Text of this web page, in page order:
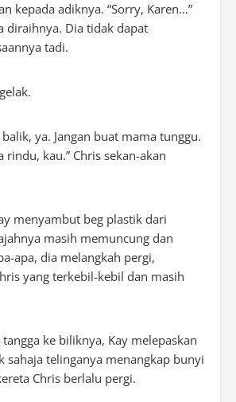
kepada adiknya. “Sorry, Karen…”
diraihnya. Dia tidak dapat
tadi.
ya. Jangan buat mama tunggu.
rindu, kau.” Chris sekan-akan
menyambut beg plastik dari
masih memuncung dan
apa, dia melangkah pergi,
yang terkebil-kebil dan masih
ke biliknya, Kay melepaskan
sahaja telinganya menangkap bunyi
Chris berlalu pergi.